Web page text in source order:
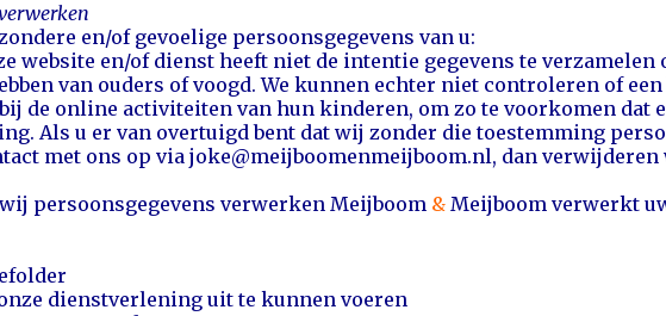
en/of gevoelige persoonsgegevens van u:
website en/of dienst heeft niet de intentie gegevens te verzamelen
van ouders of voogd. We kunnen echter niet controleren of een
de online activiteiten van hun kinderen, om zo te voorkomen dat
Als u er van overtuigd bent dat wij zonder die toestemming
met ons op via joke@meijboomenmeijboom.nl, dan
persoonsgegevens verwerken Meijboom & Meijboom verwerkt
dienstverlening uit te kunnen voeren